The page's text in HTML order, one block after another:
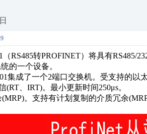
（RS485转PROFINET）将具有RS485/
的一个设备。
集成了一个2端口交换机。受支持的以
(RT IRT)。最小更新时间250μs。
(MRP)。支持有计划复制的介质冗余